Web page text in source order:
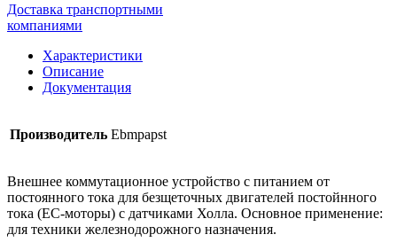
Доставка транспортными
компаниями
Характеристики
Описание
Документация
Производитель Ebmpapst
Внешнее коммутационное устройство с питанием от
постоянного тока для безщеточных двигателей постойнного
тока (ЕС-моторы) с датчиками Холла. Основное применение:
для техники железнодорожного назначения.